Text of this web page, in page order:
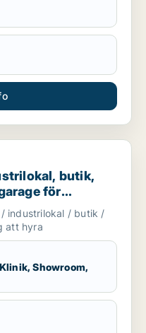
butik, klinik, showroom
butik,
för
industrilokal / butik /
att hyra
Showroom,